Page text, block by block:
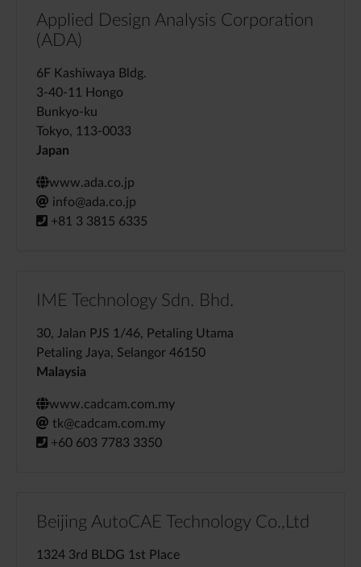
Applied Design Analysis Corporation
(ADA)
6F Kashiwaya Bldg.
3-40-11 Hongo
Bunkyo-ku
Tokyo, 113-0033
Japan
www.ada.co.jp
info@ada.co.jp
+81 3 3815 6335
IME Technology Sdn. Bhd.
30, Jalan PJS 1/46, Petaling Utama
Petaling Jaya, Selangor 46150
Malaysia
www.cadcam.com.my
tk@cadcam.com.my
+60 603 7783 3350
Beijing AutoCAE Technology Co.,Ltd
1324 3rd BLDG 1st Place